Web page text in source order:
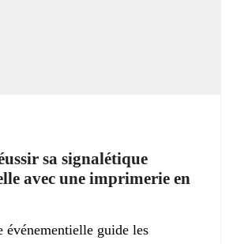
sa signalétique
avec une imprimerie en
événementielle guide les